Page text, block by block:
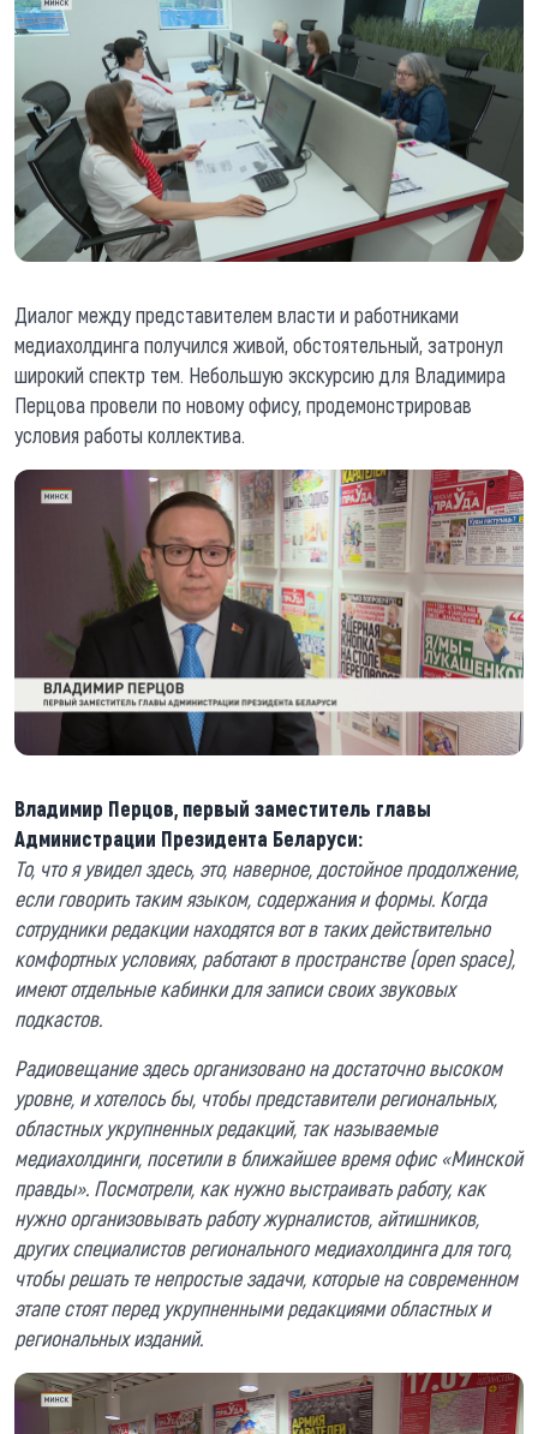
Диалог между представителем власти и работниками
медиахолдинга получился живой, обстоятельный, затронул
широкий спектр тем. Небольшую экскурсию для Владимира
Перцова провели по новому офису, продемонстрировав
условия работы коллектива.
Владимир Перцов, первый заместитель главы
Администрации Президента Беларуси:
То, что я увидел здесь, это, наверное, достойное продолжение,
если говорить таким языком, содержания и формы. Когда
сотрудники редакции находятся вот в таких действительно
комфортных условиях, работают в пространстве (open space),
имеют отдельные кабинки для записи своих звуковых
подкастов.
Радиовещание здесь организовано на достаточно высоком
уровне, и хотелось бы, чтобы представители региональных,
областных укрупненных редакций, так называемые
медиахолдинги, посетили в ближайшее время офис «Минской
правды». Посмотрели, как нужно выстраивать работу, как
нужно организовывать работу журналистов, айтишников,
других специалистов регионального медиахолдинга для того,
чтобы решать те непростые задачи, которые на современном
этапе стоят перед укрупненными редакциями областных и
региональных изданий.